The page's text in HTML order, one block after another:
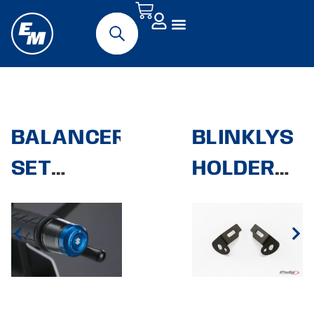
BALANCER
SET
HANDLE
BAR
BLINKLYS
HOLDERE
ORIGINALE
BLINKLYS